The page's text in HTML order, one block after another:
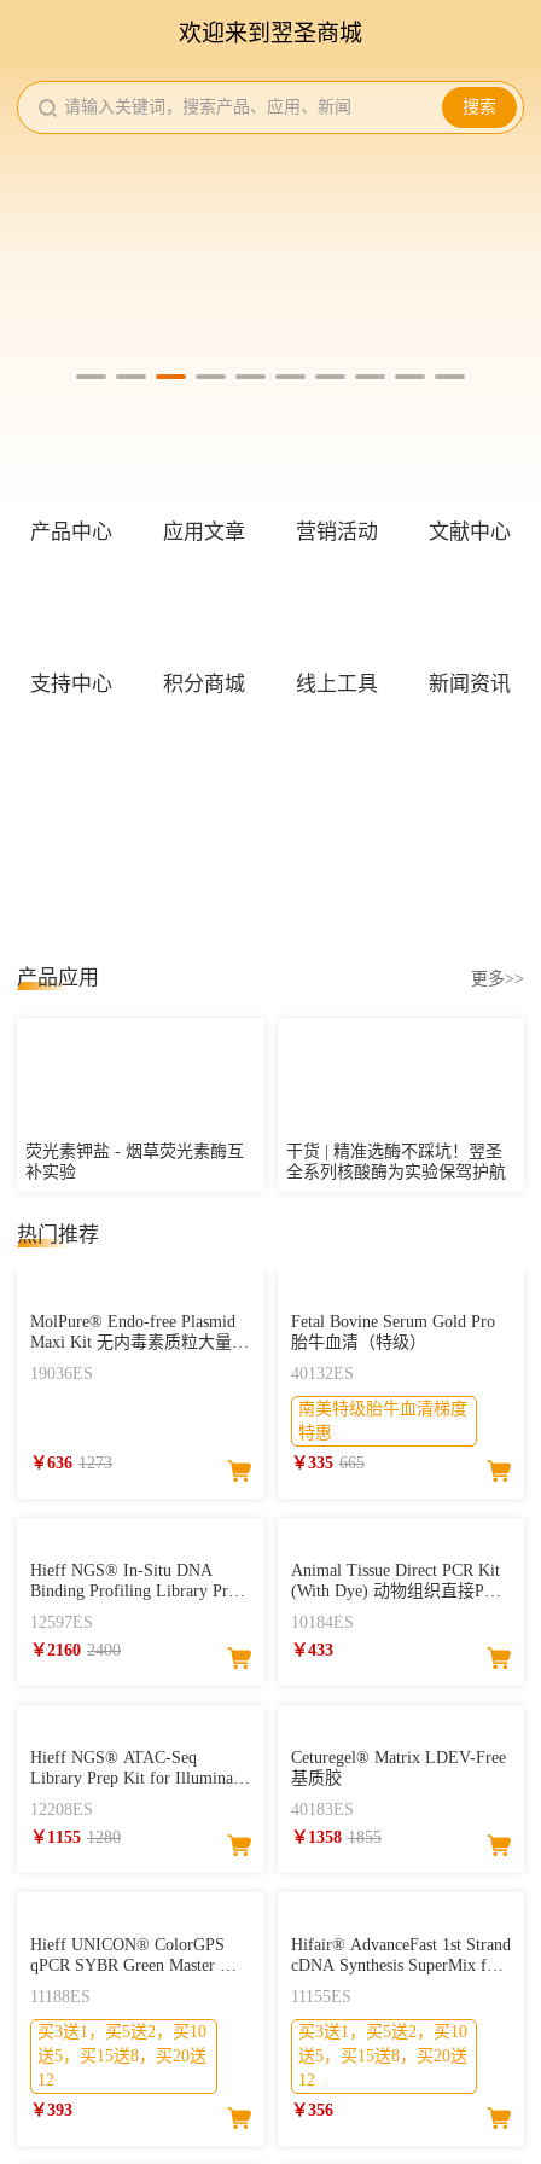
欢迎来到翌圣商城
请输入关键词，搜索产品、应用、新闻 搜索
产品中心 应用文章 营销活动 文献中心
支持中心 积分商城 线上工具 新闻资讯
产品应用 更多>>
荧光素钾盐 - 烟草荧光素酶互
补实验
干货 | 精准选酶不踩坑！翌圣
全系列核酸酶为实验保驾护航
热门推荐
MolPure® Endo-free Plasmid
Maxi Kit 无内毒素质粒大量提
取试剂盒
19036ES
￥636 1273
Fetal Bovine Serum Gold Pro
胎牛血清（特级）
40132ES
南美特级胎牛血清梯度
特惠
￥335 665
Hieff NGS® In-Situ DNA
Binding Profiling Library Prep
Kit for Illumina® V2
CUT&Tag试剂盒（单靶标）
12597ES
￥2160 2400
Animal Tissue Direct PCR Kit
(With Dye) 动物组织直接PCR
试剂盒
10184ES
￥433
Hieff NGS® ATAC-Seq
Library Prep Kit for Illumina®
ATAC建库试剂盒
12208ES
￥1155 1280
Ceturegel® Matrix LDEV-Free
基质胶
40183ES
￥1358 1855
Hieff UNICON® ColorGPS
qPCR SYBR Green Master Mix
(No Rox)
11188ES
买3送1，买5送2，买10
送5，买15送8，买20送
12
￥393
Hifair® AdvanceFast 1st Strand
cDNA Synthesis SuperMix for
qPCR (DNA digester plus)
11155ES
买3送1，买5送2，买10
送5，买15送8，买20送
12
￥356